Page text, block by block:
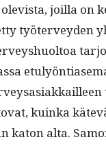
ole­vista, joil­la on
työter­vey­den
kuin­ka
katon alta.